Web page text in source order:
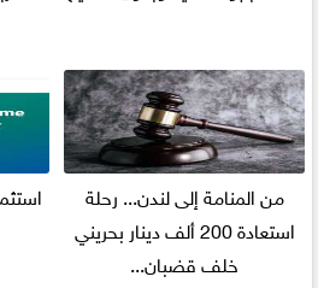
من المنامة إلى لندن... رحلة
استعادة 200 ألف دينار بحريني
خلف قضبان...